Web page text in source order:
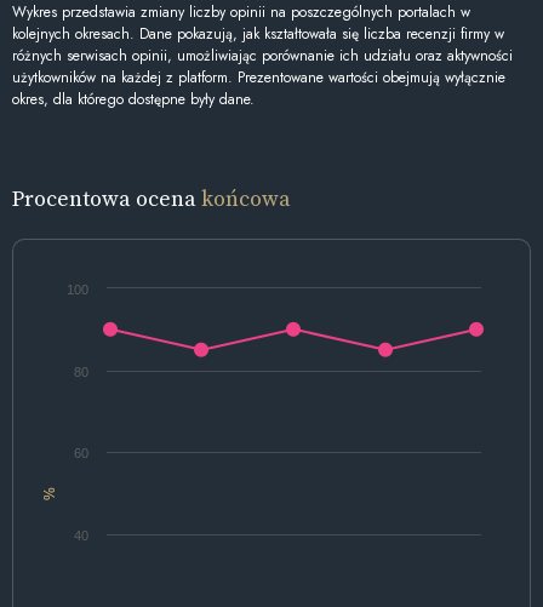
Wykres przedstawia zmiany liczby opinii na poszczególnych portalach w
kolejnych okresach. Dane pokazują, jak kształtowała się liczba recenzji firmy w
różnych serwisach opinii, umożliwiając porównanie ich udziału oraz aktywności
użytkowników na każdej z platform. Prezentowane wartości obejmują wyłącznie
okres, dla którego dostępne były dane.
Procentowa ocenakońcowa
%
40
60
80
100